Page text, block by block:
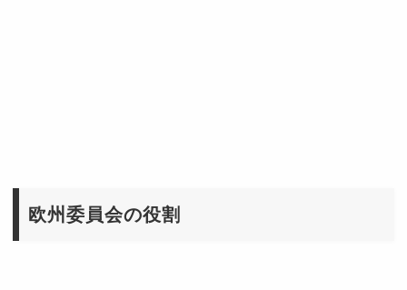
欧州委員会の役割